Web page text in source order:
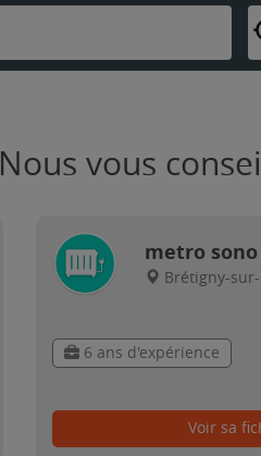
Nous vous
metro sono
Brétigny-
6 ans d'expérience
Voir sa